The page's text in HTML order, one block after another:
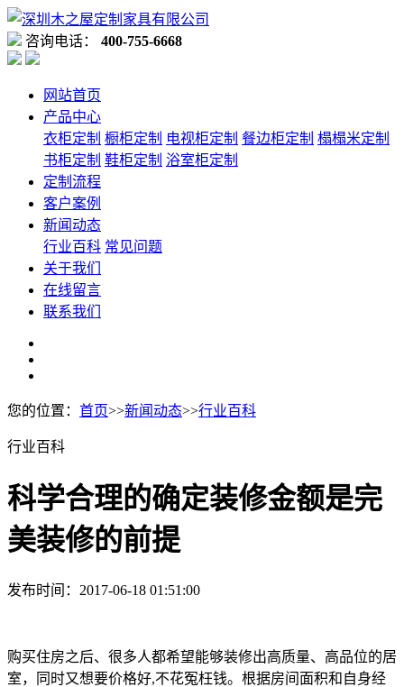
咨询电话： 400-755-6668
网站首页
产品中心
衣柜定制 橱柜定制 电视柜定制 餐边柜定制 榻榻米定制
书柜定制 鞋柜定制 浴室柜定制
定制流程
客户案例
新闻动态
行业百科 常见问题
关于我们
在线留言
联系我们
您的位置： 首页>>新闻动态>>行业百科
行业百科
科学合理的确定装修金额是完
美装修的前提
发布时间：2017-06-18 01:51:00
购买住房之后、很多人都希望能够装修出高质量、高品位的居
室，同时又想要价格好,不花冤枉钱。根据房间面积和自身经